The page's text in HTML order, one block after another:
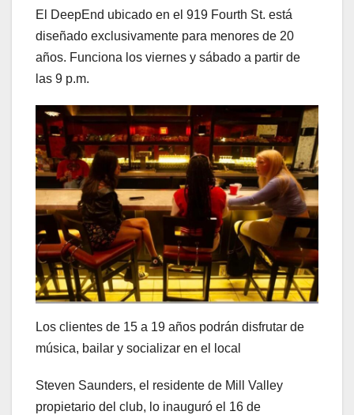
El
DeepEnd ubicado en el 919 Fourth St. está
diseñado exclusivamente para menores de 20
años. Funciona los viernes y sábado a partir de
las 9 p.m.
Los clientes de 15 a 19 años podrán disfrutar de
música, bailar y socializar en el local
Steven Saunders, el residente de Mill Valley
propietario del club, lo inauguró el 16 de